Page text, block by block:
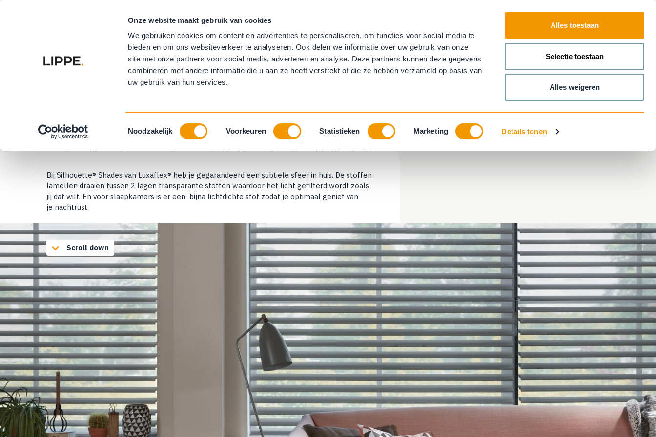
Onze website maakt gebruik van cookies
We gebruiken cookies om content en advertenties te personaliseren, om functies voor social media te
bieden en om ons websiteverkeer te analyseren. Ook delen we informatie over uw gebruik van onze
site met onze partners voor social media, adverteren en analyse. Deze partners kunnen deze gegevens
combineren met andere informatie die u aan ze heeft verstrekt of die ze hebben verzameld op basis van
uw gebruik van hun services.
Toestemmingsselectie
Noodzakelijk Voorkeuren Statistieken Marketing Details tonen
Alles toestaan
Selectie toestaan
Alles weigeren
menu
Buitenzonwering Horren
Plan nu je
afspraak!
Contact
Luxaflex® silhouette shades
Bij Silhouette® Shades van Luxaflex® heb je gegarandeerd een subtiele sfeer in huis. De stoffen
lamellen draaien tussen 2 lagen transparante stoffen waardoor het licht gefilterd wordt zoals
jij dat wilt. En voor slaapkamers is er een bijna lichtdichte stof zodat je optimaal geniet van
je nachtrust.
Scroll down